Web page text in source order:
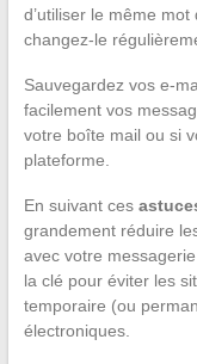
d’utiliser le même
changez-le
Sauvegardez vos e-
facilement vos
votre boîte mail ou si
plateforme.
En suivant ces
grandement réduire
avec votre
la clé pour éviter les
temporaire (ou
électroniques.